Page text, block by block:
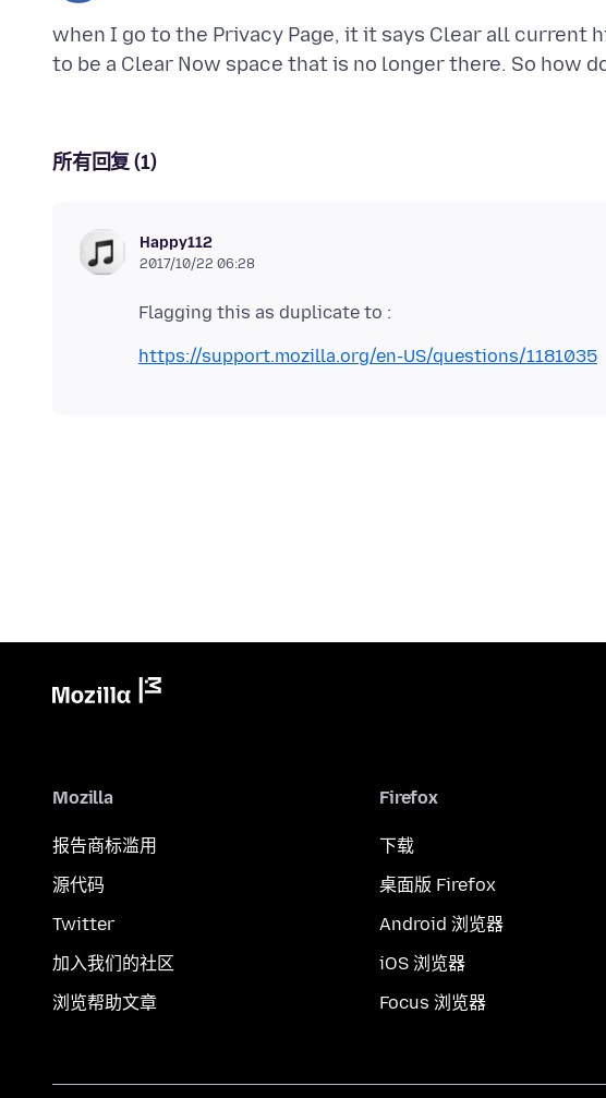
when I go to the Privacy Page, it it says Clear all current
所有回复 (1)
Happy112
2017/10/22 06:28
https://support.mozilla.org/en-US/questions/1181035
Mozilla
报告商标滥用
源代码
Twitter
加入我们的社区
浏览帮助文章
Firefox
下载
桌面版 Firefox
Android 浏览器
iOS 浏览器
Focus 浏览器